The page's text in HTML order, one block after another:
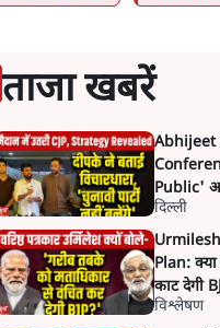
ताजा खबरें
Abhijeet
Public'
CJP!
दिल्ली
Plan: क्या
काट देगी
विश्लेषण